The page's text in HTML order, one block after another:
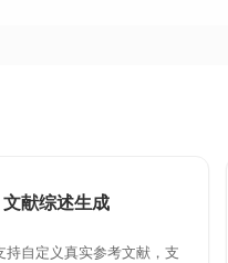
献综述生成
持自定义真实参考文献，支